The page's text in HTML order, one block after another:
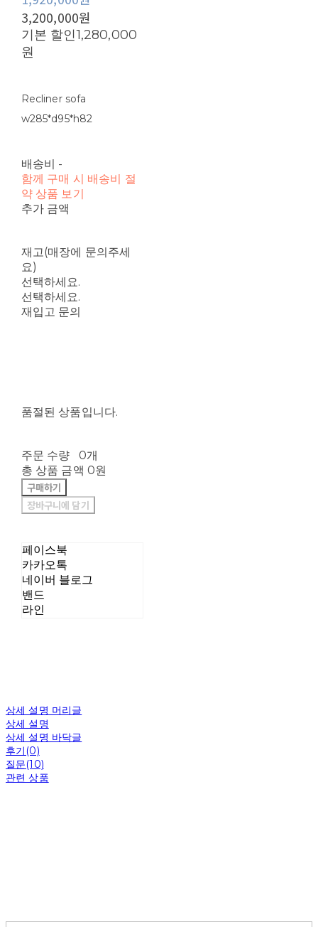
3,200,000원
기본 할인1,280,000
원
Recliner sofa
w285*d95*h82
배송비 -
함께 구매 시 배송비 절
약 상품 보기
추가 금액
재고(매장에 문의주세
요)
선택하세요.
선택하세요.
재입고 문의
품절된 상품입니다.
주문 수량
0개
총 상품 금액 0원
구매하기
장바구니에 담기
페이스북
카카오톡
네이버 블로그
밴드
라인
상세 설명 머리글
상세 설명
상세 설명 바닥글
후기(0)
질문(10)
관련 상품